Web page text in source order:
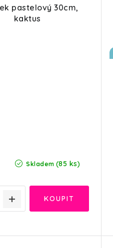
pastelový 30cm,
kaktus
Skladem (85 ks)